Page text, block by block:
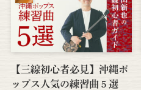
【三線初心者必見】沖縄ポ
ップス人気の練習曲５選